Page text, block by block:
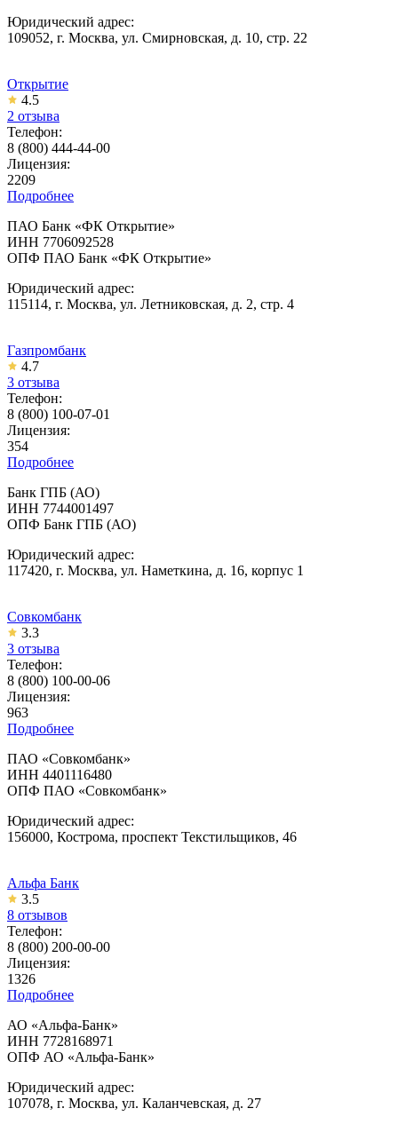
Юридический адрес:
109052, г. Москва, ул. Смирновская, д. 10, стр. 22
Открытие
4.5
2 отзыва
Телефон:
8 (800) 444-44-00
Лицензия:
2209
Подробнее
ПАО Банк «ФК Открытие»
ИНН 7706092528
ОПФ ПАО Банк «ФК Открытие»
Юридический адрес:
115114, г. Москва, ул. Летниковская, д. 2, стр. 4
Газпромбанк
4.7
3 отзыва
Телефон:
8 (800) 100-07-01
Лицензия:
354
Подробнее
Банк ГПБ (АО)
ИНН 7744001497
ОПФ Банк ГПБ (АО)
Юридический адрес:
117420, г. Москва, ул. Наметкина, д. 16, корпус 1
Совкомбанк
3.3
3 отзыва
Телефон:
8 (800) 100-00-06
Лицензия:
963
Подробнее
ПАО «Совкомбанк»
ИНН 4401116480
ОПФ ПАО «Совкомбанк»
Юридический адрес:
156000, Кострома, проспект Текстильщиков, 46
Альфа Банк
3.5
8 отзывов
Телефон:
8 (800) 200-00-00
Лицензия:
1326
Подробнее
АО «Альфа-Банк»
ИНН 7728168971
ОПФ АО «Альфа-Банк»
Юридический адрес:
107078, г. Москва, ул. Каланчевская, д. 27